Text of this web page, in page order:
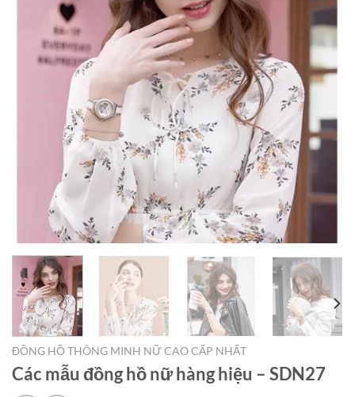
ĐỒNG HỒ THÔNG MINH NỮ CAO CẤP NHẤT
Các mẫu đồng hồ nữ hàng hiệu – SDN27